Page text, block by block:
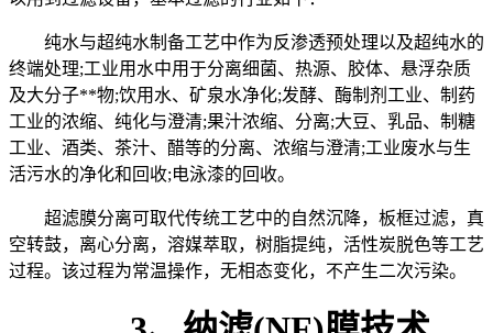
纯水与超纯水制备工艺中作为反渗透预处理以及超纯水的
终端处理;工业用水中用于分离细菌、热源、胶体、悬浮杂质
及大分子**物;饮用水、矿泉水净化;发酵、酶制剂工业、制药
工业的浓缩、纯化与澄清;果汁浓缩、分离;大豆、乳品、制糖
工业、酒类、茶汁、醋等的分离、浓缩与澄清;工业废水与生
活污水的净化和回收;电泳漆的回收。
超滤膜分离可取代传统工艺中的自然沉降，板框过滤，真
空转鼓，离心分离，溶媒萃取，树脂提纯，活性炭脱色等工艺
过程。该过程为常温操作，无相态变化，不产生二次污染。